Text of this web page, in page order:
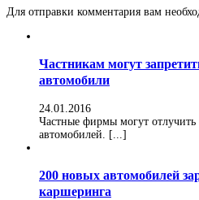
Для отправки комментария вам
Частникам могут
автомобили
24.01.2016
Частные фирмы могут отлучить
автомобилей. [...]
200 новых автомобилей
каршеринга